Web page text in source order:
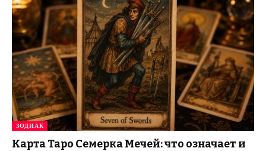
ЗОДИАК
Карта Таро Семерка Мечей: что означает и